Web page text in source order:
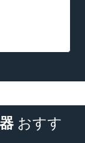
おすす